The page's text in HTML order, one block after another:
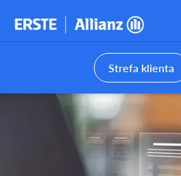
Strefa klienta